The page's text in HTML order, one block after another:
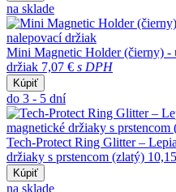
na sklade
Mini Magnetic Holder (čierny) -
držiak 7,07 € s DPH
Kúpiť
do 3 - 5 dní
Tech-Protect Ring Glitter –
držiaky s prstencom (zlatý)
Kúpiť
na sklade